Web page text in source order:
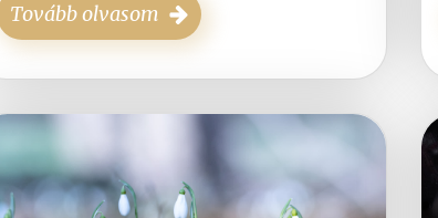
Tovább olvasom